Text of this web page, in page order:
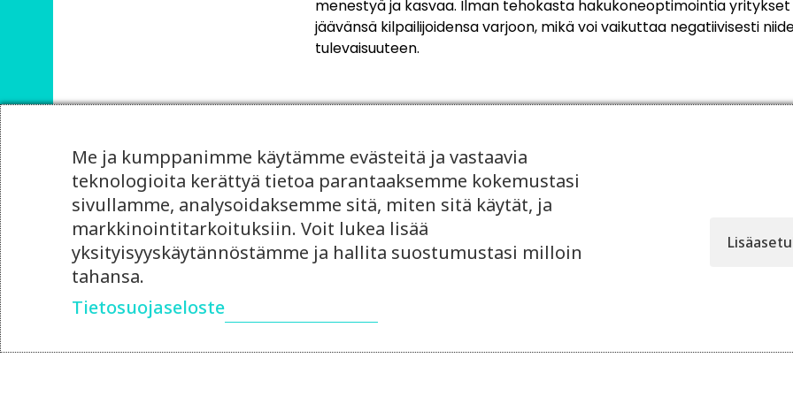
menestyä ja kasvaa. Ilman tehokasta hakukoneoptimointia
jäävänsä kilpailijoidensa varjoon, mikä voi vaikuttaa negatiivisesti
tulevaisuuteen.
Me ja kumppanimme käytämme evästeitä ja vastaavia
teknologioita kerättyä tietoa parantaaksemme kokemustasi
sivullamme, analysoidaksemme sitä, miten sitä käytät, ja
markkinointitarkoituksiin. Voit lukea lisää
yksityisyyskäytännöstämme ja hallita suostumustasi milloin
tahansa.
Tietosuojaseloste